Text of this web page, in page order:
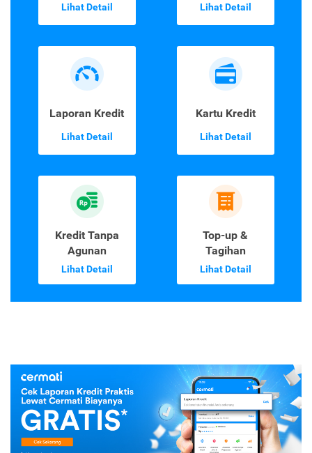
Lihat Detail Lihat Detail
Laporan Kredit
Lihat Detail
Kartu Kredit
Lihat Detail
Kredit Tanpa
Agunan
Lihat Detail
Top-up &
Tagihan
Lihat Detail